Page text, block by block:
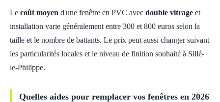
Le coût moyen d'une fenêtre en PVC avec double vitrage et
installation varie généralement entre 300 et 800 euros selon la
taille et le nombre de battants. Le prix peut aussi changer suivant
les particularités locales et le niveau de finition souhaité à Sillé-
le-Philippe.
Quelles aides pour remplacer vos fenêtres en 2026